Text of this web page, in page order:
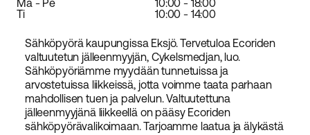
Ma - Pe
10:00 - 18:00
Ti
10:00 - 14:00
Sähköpyörä kaupungissa Eksjö. Tervetuloa Ecoriden
valtuutetun jälleenmyyjän, Cykelsmedjan, luo.
Sähköpyöriämme myydään tunnetuissa ja
arvostetuissa liikkeissä, jotta voimme taata parhaan
mahdollisen tuen ja palvelun. Valtuutettuna
jälleenmyyjänä liikkeellä on pääsy Ecoriden
sähköpyörävalikoimaan. Tarjoamme laatua ja älykästä